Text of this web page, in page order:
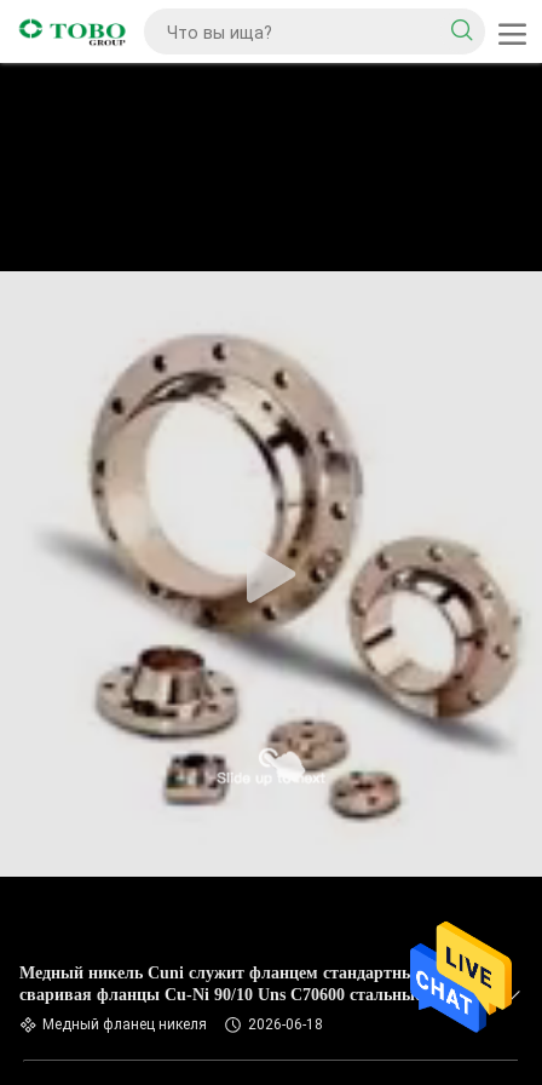
Медный никель Cuni служит фланцем стандартные
сваривая фланцы Cu-Ni 90/10 Uns C70600 стальные
Медный фланец никеля 2026-06-18